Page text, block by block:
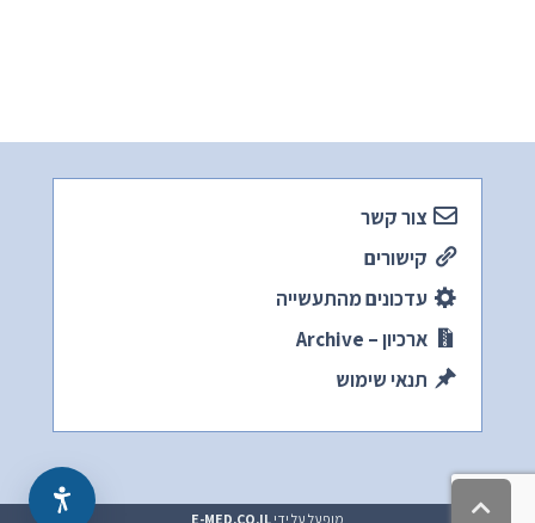
צור קשר
קישורים
עדכונים מהתעשייה
ארכיון – Archive
תנאי שימוש
מופעל על ידי E-MED.CO.IL גלילה